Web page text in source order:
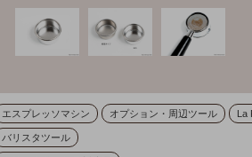
エスプレッソマシン オプション・周辺ツール La
バリスタツール